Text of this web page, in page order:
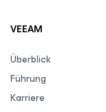
VEEAM
Überblick
Führung
Karriere